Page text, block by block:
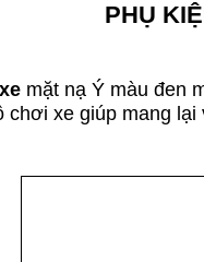
PHỤ
mặt nạ Ý màu đen
chơi xe giúp mang